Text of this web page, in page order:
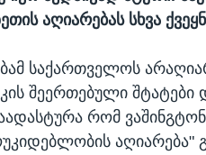
აღიარებას სხვა
საქართველოს
შეერთებული
რომ
აღიარება"